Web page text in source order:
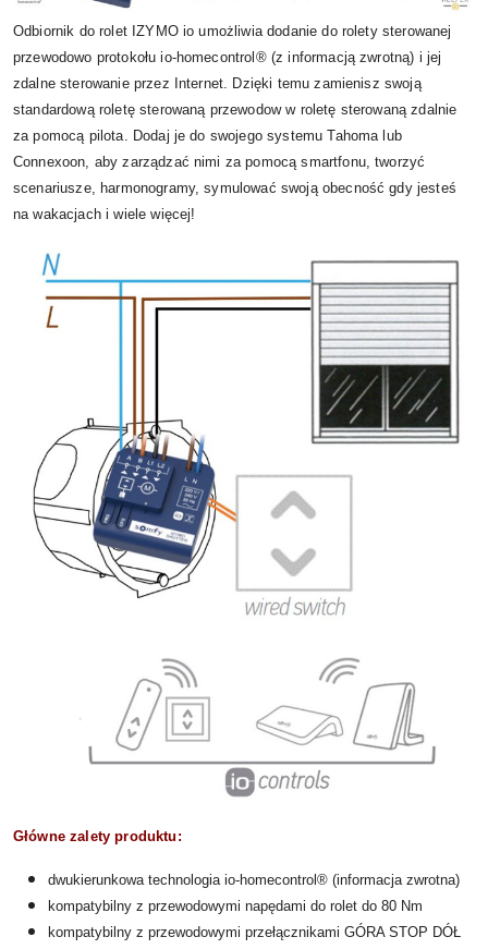
Odbiornik do rolet IZYMO io umożliwia dodanie do rolety sterowanej
przewodowo protokołu io-homecontrol® (z informacją zwrotną) i jej
zdalne sterowanie przez Internet. Dzięki temu zamienisz swoją
standardową roletę sterowaną przewodow w roletę sterowaną zdalnie
za pomocą pilota. Dodaj je do swojego systemu Tahoma lub
Connexoon, aby zarządzać nimi za pomocą smartfonu, tworzyć
scenariusze, harmonogramy, symulować swoją obecność gdy jesteś
na wakacjach i wiele więcej!
Główne zalety produktu:
dwukierunkowa technologia io-homecontrol® (informacja zwrotna)
kompatybilny z przewodowymi napędami do rolet do 80 Nm
kompatybilny z przewodowymi przełącznikami GÓRA STOP DÓŁ